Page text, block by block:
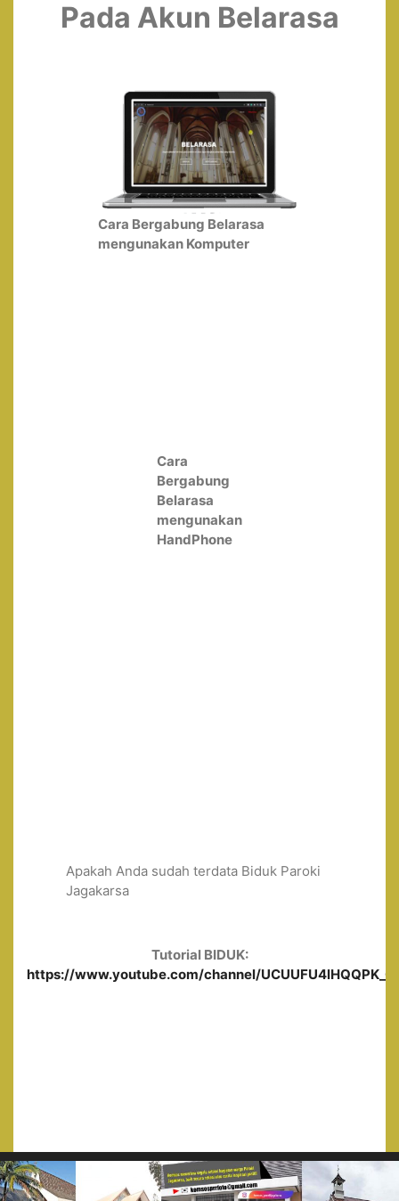
Pada Akun Belarasa
Cara Bergabung Belarasa
mengunakan Komputer
Cara
Bergabung
Belarasa
mengunakan
HandPhone
Apakah Anda sudah terdata Biduk Paroki
Jagakarsa
Tutorial BIDUK:
https://www.youtube.com/channel/